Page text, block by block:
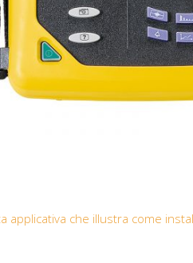
applicativa che illustra come